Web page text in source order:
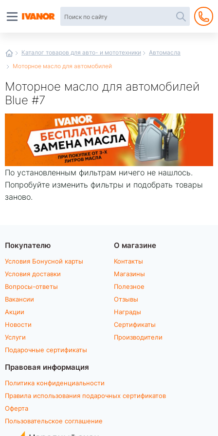
Каталог товаров для авто- и мототехники
Автомасла
Моторное масло для автомобилей
Моторное масло для автомобилей
Blue #7
По установленным фильтрам ничего не нашлось.
Попробуйте изменить фильтры и подобрать товары
заново.
Покупателю
Условия Бонусной карты
Условия доставки
Вопросы-ответы
Вакансии
Акции
Новости
Услуги
Подарочные сертификаты
О магазине
Контакты
Магазины
Полезное
Отзывы
Награды
Сертификаты
Производители
Правовая информация
Политика конфиденциальности
Правила использования подарочных сертификатов
Оферта
Пользовательское соглашение
интернет-